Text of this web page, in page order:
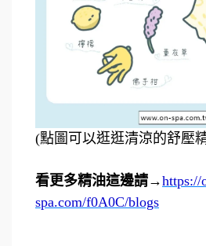
(點圖可以逛逛清涼的舒壓
看更多精油這邊請→https://
spa.com/f0A0C/blogs